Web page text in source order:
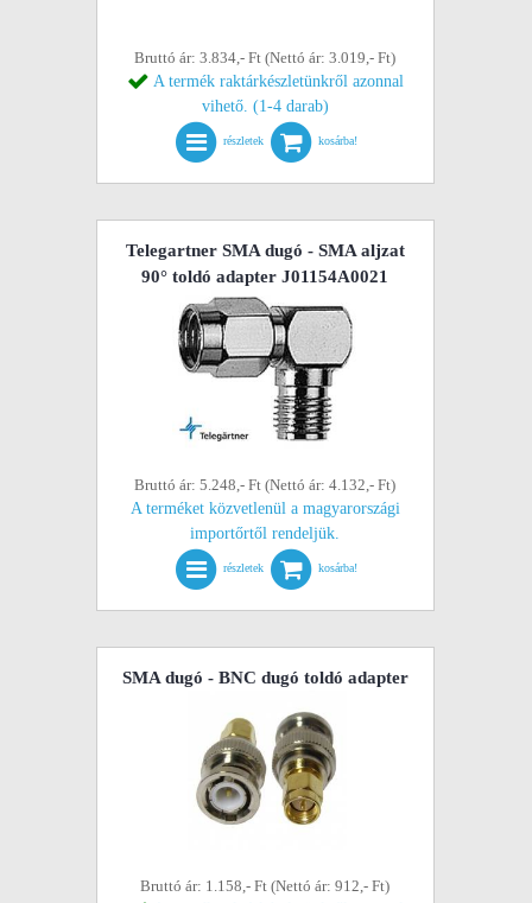
Bruttó ár: 3.834,- Ft (Nettó ár: 3.019,- Ft)
A termék raktárkészletünkről azonnal
vihető. (1-4 darab)
részletek kosárba!
Telegartner SMA dugó - SMA aljzat
90° toldó adapter J01154A0021
Bruttó ár: 5.248,- Ft (Nettó ár: 4.132,- Ft)
A terméket közvetlenül a magyarországi
importőrtől rendeljük.
részletek kosárba!
SMA dugó - BNC dugó toldó adapter
Bruttó ár: 1.158,- Ft (Nettó ár: 912,- Ft)